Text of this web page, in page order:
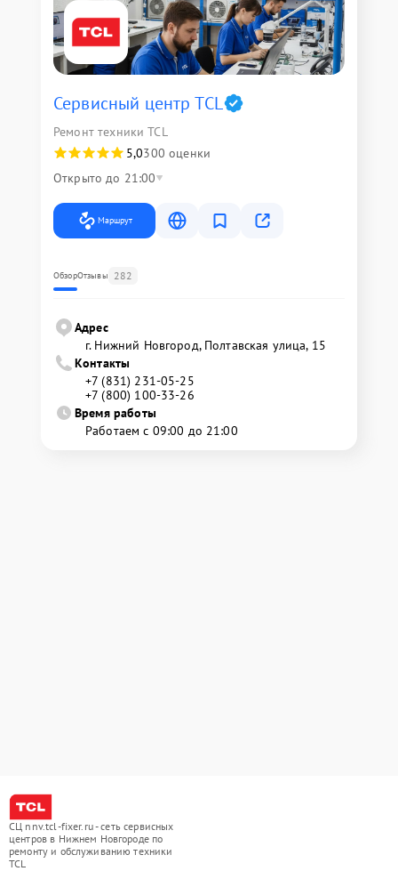
Сервисный центр TCL
Ремонт техники TCL
5,0300 оценки
Открыто до 21:00
Маршрут
ОбзорОтзывы 282
Адрес
г. Нижний Новгород, Полтавская улица, 15
Контакты
+7 (831) 231-05-25
+7 (800) 100-33-26
Время работы
Работаем с 09:00 до 21:00
СЦ nnv.tcl-fixer.ru - сеть сервисных
центров в Нижнем Новгороде по
ремонту и обслуживанию техники
TCL